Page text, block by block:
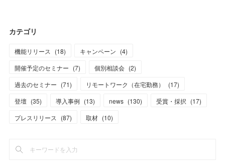
カテゴリ
機能リリース (18) キャンペーン (4)
開催予定のセミナー (7) 個別相談会 (2)
過去のセミナー (71) リモートワーク（在宅勤務） (17)
登壇 (35) 導入事例 (13) news (130) 受賞・採択 (17)
プレスリリース
(87) 取材 (10)